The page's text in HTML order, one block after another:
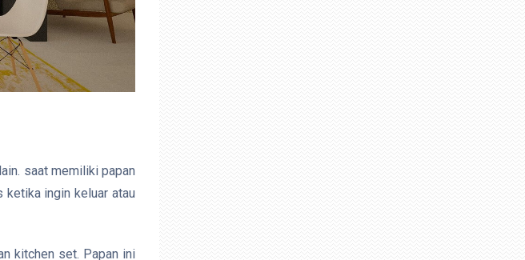
saat memiliki papan
ketika ingin keluar atau
kitchen set. Papan ini